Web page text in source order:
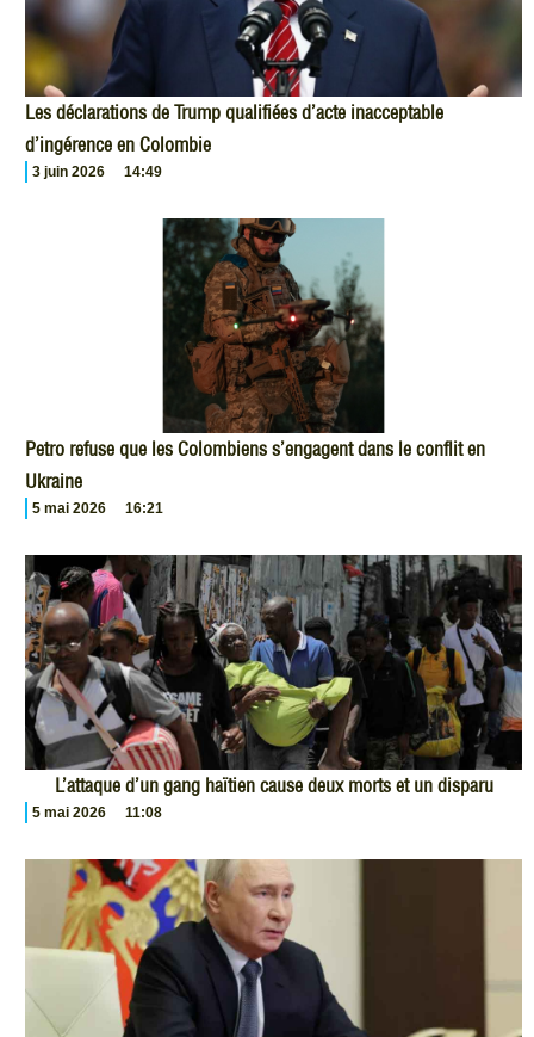
Les déclarations de Trump qualifiées d’acte inacceptable
d’ingérence en Colombie
3 juin 2026 14:49
Petro refuse que les Colombiens s’engagent dans le conflit en
Ukraine
5 mai 2026 16:21
L’attaque d’un gang haïtien cause deux morts et un disparu
5 mai 2026 11:08